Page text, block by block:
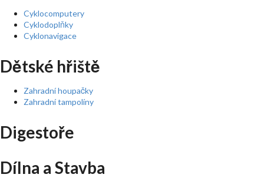
Cyklocomputery
Cyklodoplňky
Cyklonavigace
Dětské hřiště
Zahradní houpačky
Zahradní tampolíny
Digestoře
Dílna a Stavba